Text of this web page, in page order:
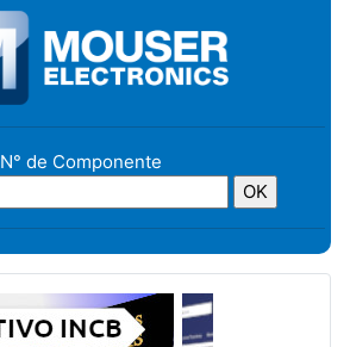
N° de Componente